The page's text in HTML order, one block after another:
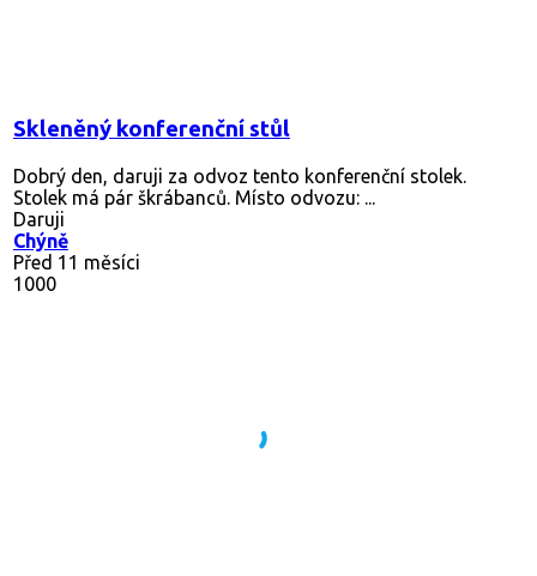
Skleněný konferenční stůl
Dobrý den, daruji za odvoz tento konferenční stolek.
Stolek má pár škrábanců. Místo odvozu: ...
Daruji
Chýně
Před 11 měsíci
1000